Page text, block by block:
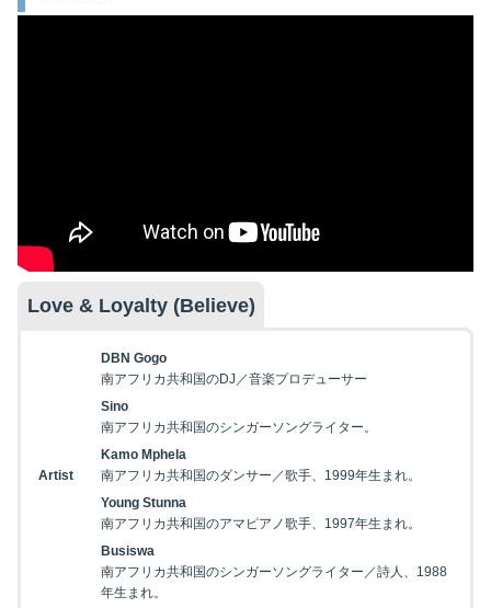
Love & Loyalty (Believe)
Artist
DBN Gogo
南アフリカ共和国のDJ／音楽プロデューサー
Sino
南アフリカ共和国のシンガーソングライター。
Kamo Mphela
南アフリカ共和国のダンサー／歌手、1999年生まれ。
Young Stunna
南アフリカ共和国のアマピアノ歌手、1997年生まれ。
Busiswa
南アフリカ共和国のシンガーソングライター／詩人、1988
年生まれ。